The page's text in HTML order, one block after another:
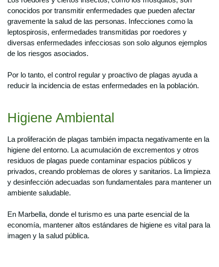
conocidos por transmitir enfermedades que pueden afectar
gravemente la salud de las personas. Infecciones como la
leptospirosis, enfermedades transmitidas por roedores y
diversas enfermedades infecciosas son solo algunos ejemplos
de los riesgos asociados.
Por lo tanto, el control regular y proactivo de plagas ayuda a
reducir la incidencia de estas enfermedades en la población.
Higiene Ambiental
La proliferación de plagas también impacta negativamente en la
higiene del entorno. La acumulación de excrementos y otros
residuos de plagas puede contaminar espacios públicos y
privados, creando problemas de olores y sanitarios. La limpieza
y desinfección adecuadas son fundamentales para mantener un
ambiente saludable.
En Marbella, donde el turismo es una parte esencial de la
economía, mantener altos estándares de higiene es vital para la
imagen y la salud pública.